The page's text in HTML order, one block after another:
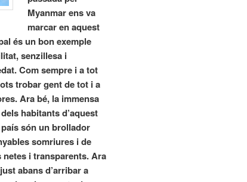
Myanmar ens va
marcar en aquest
és un bon exemple
senzillesa i
Com sempre i a tot
trobar gent de tot i a
Ara bé, la immensa
habitants d’aquest
són un brollador
somriures i de
netes i transparents. Ara
abans d’arribar a